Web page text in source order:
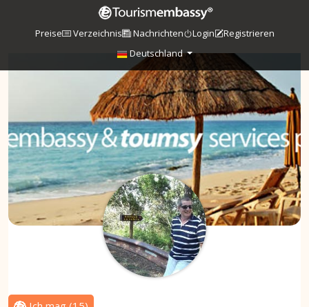
Preise Verzeichnis Nachrichten Login
Registrieren
Deutschland